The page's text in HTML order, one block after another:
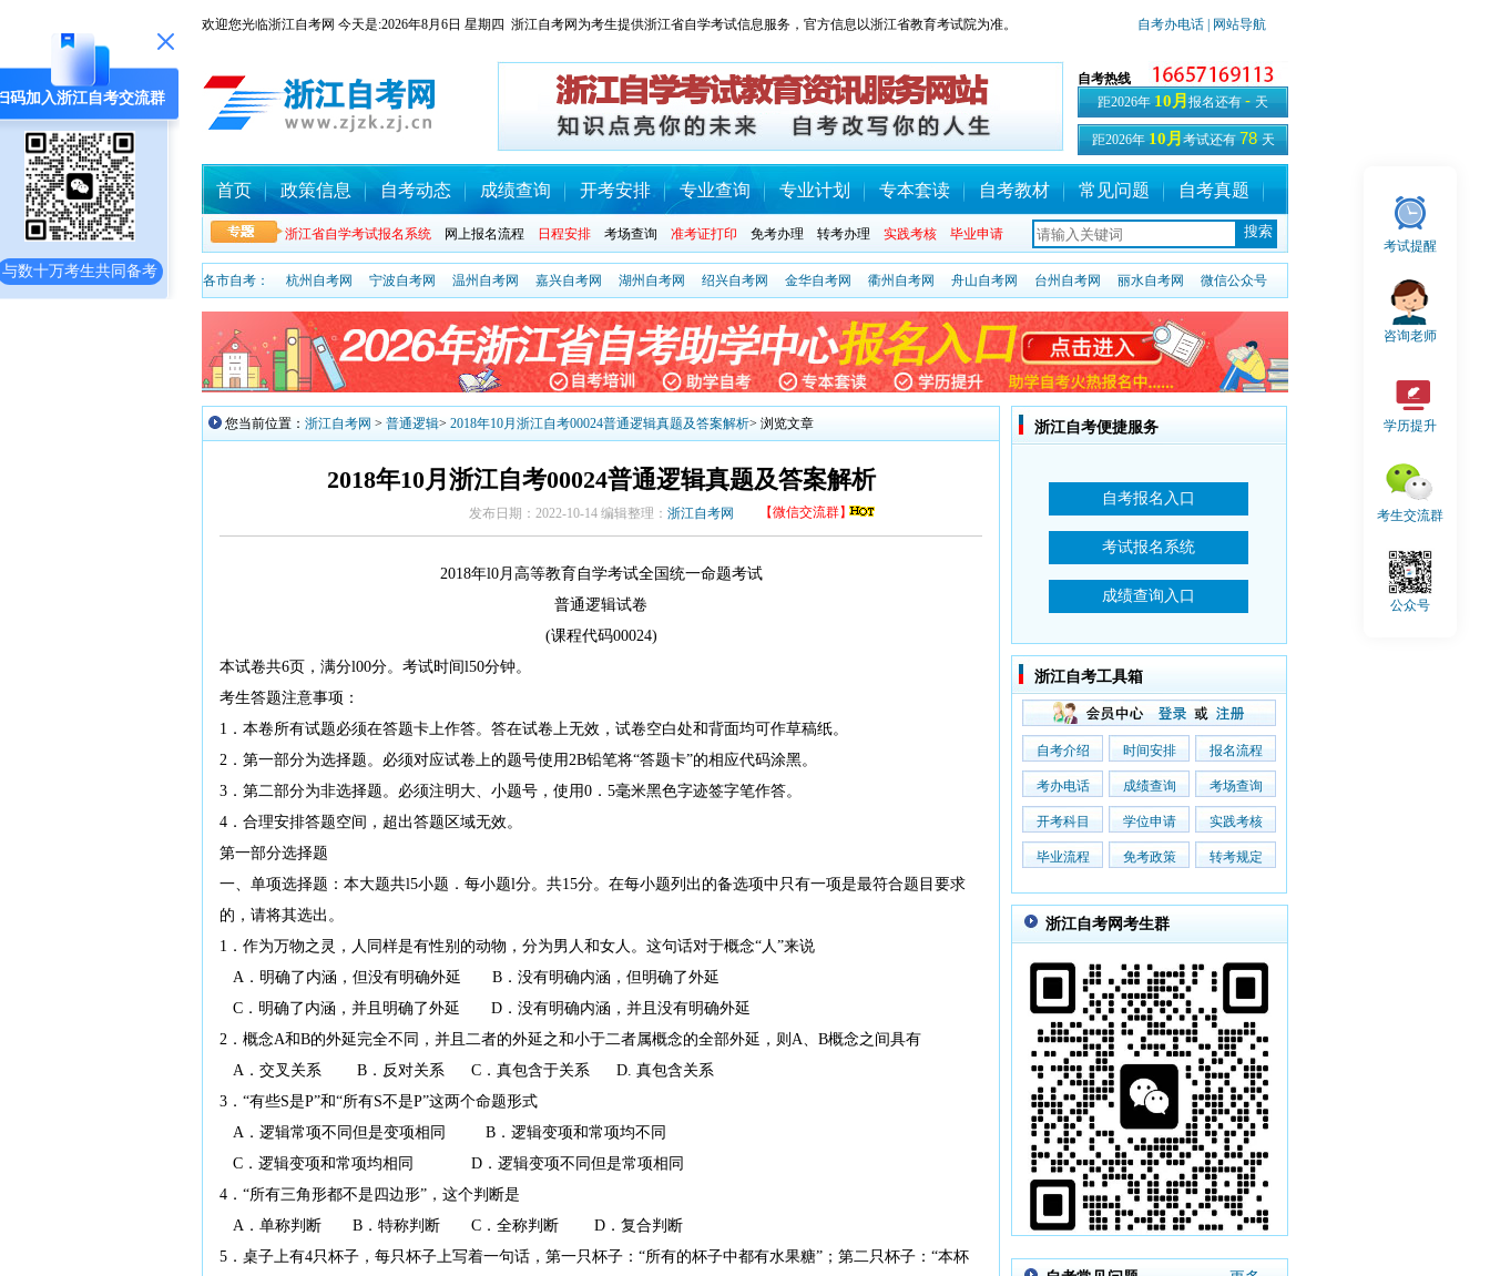
欢迎您光临浙江自考网 今天是:2026年8月6日 星期四 浙江自考网为考生提供浙江省自学考试信息服务，官方信息以浙江省教育考试院为准。 自考办电话 | 网站导航
自考热线
距2026年 10月 报名还有 - 天
距2026年 10月 考试还有 78 天
首页 政策信息 自考动态 成绩查询 开考安排 专业查询 专业计划 专本套读 自考教材 常见问题 自考真题
浙江省自学考试报名系统 网上报名流程 日程安排 考场查询 准考证打印 免考办理 转考办理 实践考核 毕业申请
各市自考： 杭州自考网 宁波自考网 温州自考网 嘉兴自考网 湖州自考网 绍兴自考网 金华自考网 衢州自考网 舟山自考网 台州自考网 丽水自考网 微信公众号
码加入浙江自考交流群
与数十万考生共同备考
您当前位置： 浙江自考网 > 普通逻辑> 2018年10月浙江自考00024普通逻辑真题及答案解析> 浏览文章
2018年10月浙江自考00024普通逻辑真题及答案解析
发布日期：2022-10-14 编辑整理： 浙江自考网 【微信交流群】
2018年l0月高等教育自学考试全国统一命题考试
普通逻辑试卷
(课程代码00024)
本试卷共6页，满分l00分。考试时间l50分钟。
考生答题注意事项：
1．本卷所有试题必须在答题卡上作答。答在试卷上无效，试卷空白处和背面均可作草稿纸。
2．第一部分为选择题。必须对应试卷上的题号使用2B铅笔将“答题卡”的相应代码涂黑。
3．第二部分为非选择题。必须注明大、小题号，使用0．5毫米黑色字迹签字笔作答。
4．合理安排答题空间，超出答题区域无效。
第一部分选择题
一、单项选择题：本大题共l5小题．每小题l分。共15分。在每小题列出的备选项中只有一项是最符合题目要求
的，请将其选出。
1．作为万物之灵，人同样是有性别的动物，分为男人和女人。这句话对于概念“人”来说
A．明确了内涵，但没有明确外延 B．没有明确内涵，但明确了外延
C．明确了内涵，并且明确了外延 D．没有明确内涵，并且没有明确外延
2．概念A和B的外延完全不同，并且二者的外延之和小于二者属概念的全部外延，则A、B概念之间具有
A．交叉关系 B．反对关系 C．真包含于关系 D. 真包含关系
3．“有些S是P”和“所有S不是P”这两个命题形式
A．逻辑常项不同但是变项相同 B．逻辑变项和常项均不同
C．逻辑变项和常项均相同 D．逻辑变项不同但是常项相同
4．“所有三角形都不是四边形”，这个判断是
A．单称判断 B．特称判断 C．全称判断 D．复合判断
5．桌子上有4只杯子，每只杯子上写着一句话，第一只杯子：“所有的杯子中都有水果糖”；第二只杯子：“本杯
浙江自考便捷服务
浙江自考工具箱
自考介绍 时间安排 报名流程
考办电话 成绩查询 考场查询
开考科目 学位申请 实践考核
毕业流程 免考政策 转考规定
浙江自考网考生群
考试提醒
咨询老师
学历提升
考生交流群
公众号